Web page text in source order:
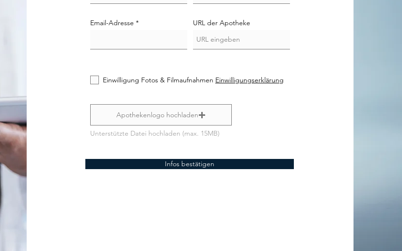
Email-Adresse URL der Apotheke
Einwilligung Fotos & Filmaufnahmen Einwilligungserklärung
Apothekenlogo hochladen
Unterstützte Datei hochladen (max. 15MB)
Infos bestätigen